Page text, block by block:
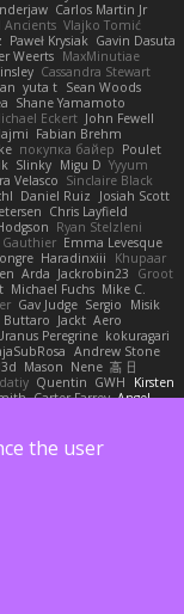
Carlos Martin Jr
Ancients Vlajko Tomić
Paweł Krysiak Gavin Dasuta
Weerts MaxMinutiae
Cassandra Stewart
yuta t Sean Woods
Shane Yamamoto
Eckert John Fewell
Fabian Brehm
покупка байер Poulet
Slinky Migu D Yyyum
Velasco Sinclaire Black
Daniel Ruiz
Josiah Scott
Chris Layfield
Ryan Stelzleni
Emma Levesque
Haradinxiii
Khupaar
Arda Jackrobin23
Groot
Michael Fuchs Mike C.
Gav Judge Sergio
Misik
Buttaro Jackt Aero
Peregrine kokuragari
Andrew Stone
Mason Nene 高 日
Quentin GWH
Kirsten
Carter Farrey Angel
GlazeDonut William Travis
abimi Ace 6s
the user